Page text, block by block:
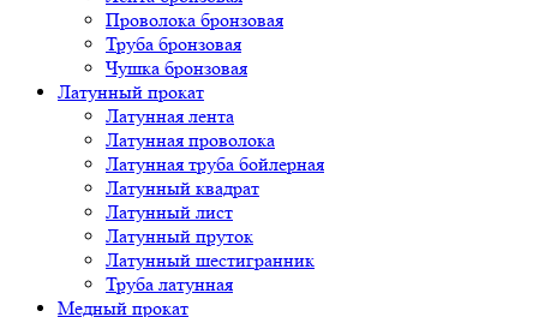
Проволока бронзовая
Труба бронзовая
Чушка бронзовая
Латунный прокат
Латунная лента
Латунная проволока
Латунная труба бойлерная
Латунный квадрат
Латунный лист
Латунный пруток
Латунный шестигранник
Труба латунная
Медный прокат